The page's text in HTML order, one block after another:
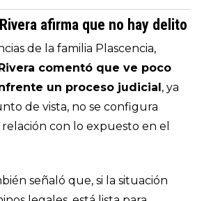
afirma que no hay delito
de la familia Plascencia,
comentó que ve poco
un proceso judicial, ya
de vista, no se configura
con lo expuesto en el
señaló que, si la situación